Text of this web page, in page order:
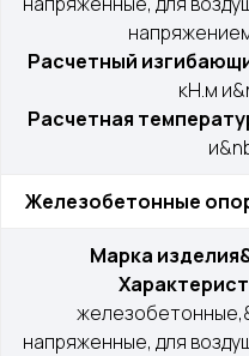
Расчетный
кН.м
Расчетная
Железобетонные
Марка
напряженные, для